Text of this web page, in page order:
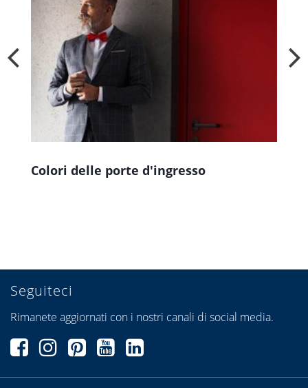
Colori delle porte d'ingresso
Seguiteci
Rimanete aggiornati con i nostri canali di social media.